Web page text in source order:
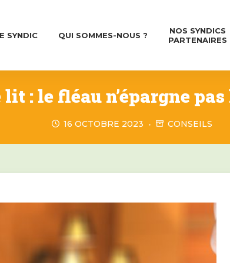
SYNDIC QUI SOMMES-NOUS ?
NOS SYNDICS
PARTENAIRES
lit : le fléau n’épargne
16 OCTOBRE 2023 CONSEILS